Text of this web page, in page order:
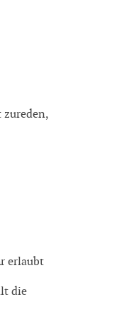
zureden,
erlaubt
die